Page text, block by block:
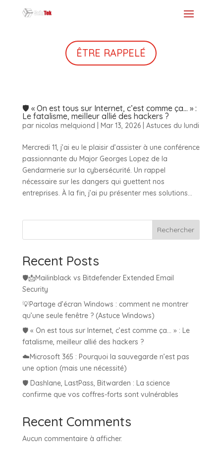
ÊTRE RAPPELÉ
🛡️ « On est tous sur Internet, c’est comme ça… » :
Le fatalisme, meilleur allié des hackers ?
par nicolas melquiond Mar 13, 2026| Astuces du lundi
Mercredi 11, j’ai eu le plaisir d’assister à une conférence
passionnante du Major Georges Lopez de la
Gendarmerie sur la cybersécurité. Un rappel
nécessaire sur les dangers qui guettent nos
entreprises. À la fin, j’ai pu présenter mes solutions...
Rechercher
Recent Posts
🛡️📩Mailinblack vs Bitdefender Extended Email
Security
💡Partage d’écran Windows : comment ne montrer
qu’une seule fenêtre ? (Astuce Windows)
🛡️ « On est tous sur Internet, c’est comme ça… » : Le
fatalisme, meilleur allié des hackers ?
☁️Microsoft 365 : Pourquoi la sauvegarde n’est pas
une option (mais une nécessité)
🛡️ Dashlane, LastPass, Bitwarden : La science
confirme que vos coffres-forts sont vulnérables
Recent Comments
Aucun commentaire à afficher.